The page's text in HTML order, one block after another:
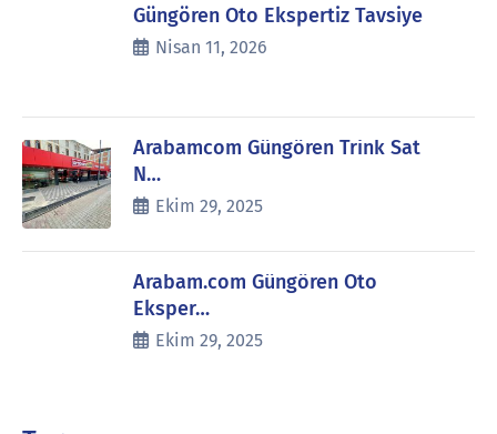
Güngören Oto Ekspertiz Tavsiye
Nisan 11, 2026
Arabamcom Güngören Trink Sat
N…
Ekim 29, 2025
Arabam.com Güngören Oto
Eksper…
Ekim 29, 2025